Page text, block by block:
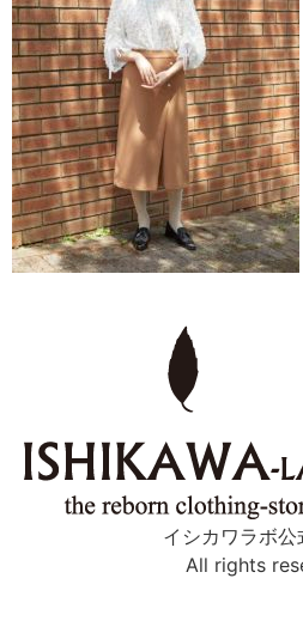
イシカワラボ公
All rights